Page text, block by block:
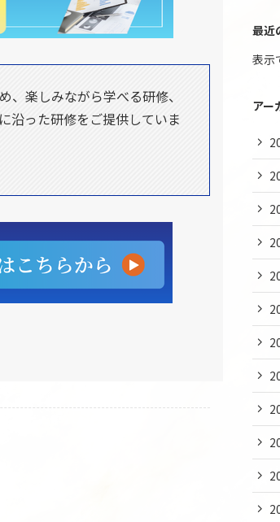
楽しみながら学べる研修、
沿った研修をご提供していま
最近
表示
アー